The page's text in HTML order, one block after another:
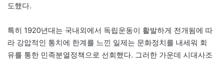
도했다.
특히 1920년대는 국내외에서 독립운동이 활발하게 전개됨에 따
라 강압적인 통치에 한계를 느낀 일제는 문화정치를 내세워 회
유를 통한 민족분열정책으로 선회했다. 그러한 가운데 시대사조